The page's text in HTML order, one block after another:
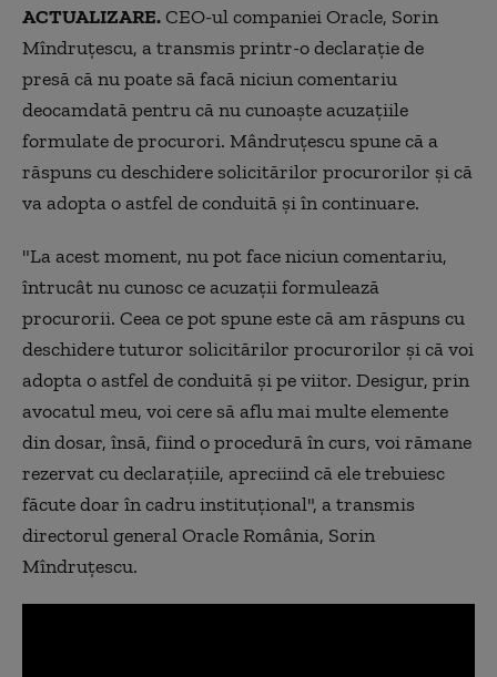
seconds
ACTUALIZARE.CEO-ul companiei Oracle, Sorin
Mîndruțescu, a transmis printr-o declarație de
presă că nu poate să facă niciun comentariu
deocamdată pentru că nu cunoaște acuzațiile
formulate de procurori. Mândruțescu spune că a
răspuns cu deschidere solicitărilor procurorilor și că
va adopta o astfel de conduită și în continuare.
"La acest moment, nu pot face niciun comentariu,
întrucât nu cunosc ce acuzații formulează
procurorii. Ceea ce pot spune este că am răspuns cu
deschidere tuturor solicitărilor procurorilor și că voi
adopta o astfel de conduită și pe viitor. Desigur, prin
avocatul meu, voi cere să aflu mai multe elemente
din dosar, însă, fiind o procedură în curs, voi rămane
rezervat cu declarațiile, apreciind că ele trebuiesc
făcute doar în cadru instituțional", a transmis
directorul general Oracle România, Sorin
Mîndruţescu.